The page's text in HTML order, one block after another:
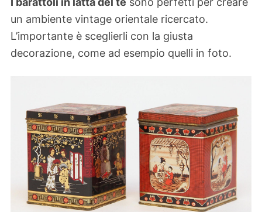
un ambiente vintage orientale ricercato.
L’importante è sceglierli con la giusta
decorazione, come ad esempio quelli in foto.